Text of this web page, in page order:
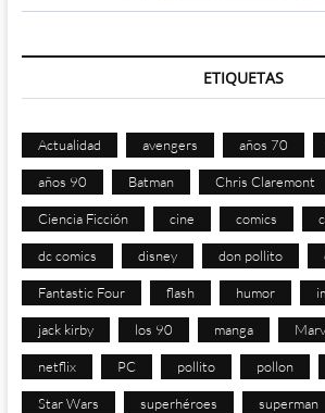
ETIQUETAS
Actualidad avengers años 70
años 90 Batman Chris Claremont
Ciencia Ficción cine comics
dc comics disney don pollito
Fantastic Four flash humor
jack kirby los 90 manga
netflix PC pollito pollon
Star Wars superhéroes superman